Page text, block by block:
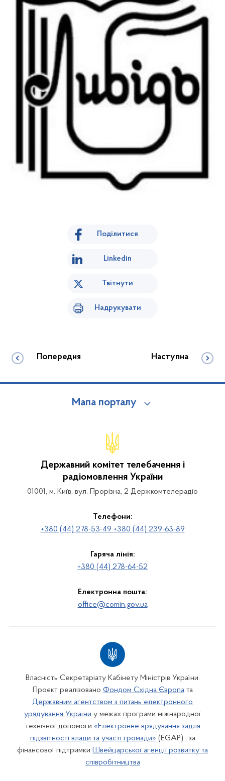
Поділитися
Linkedin
Твітнути
Надрукувати
Попередня Наступна
Мапа порталу
Державний комітет телебачення і
радіомовлення України
01001, м. Київ, вул. Прорізна, 2 Держкомтелерадіо
Телефони:
+380 (44) 278-53-49 +380 (44) 239-63-89
Гаряча лінія:
+380 (44) 278-64-52
Електронна пошта:
office@comin.gov.ua
Власність Секретаріату Кабінету Міністрів України.
Проєкт реалізовано Фондом Східна Європата
Державним агентством з питань електронного
урядування України у межах програми міжнародної
технічної допомоги «Електронне врядування задля
підзвітності влади та участі громади» (EGAP) , за
фінансової підтримки Швейцарської агенції розвитку та
співробітництва